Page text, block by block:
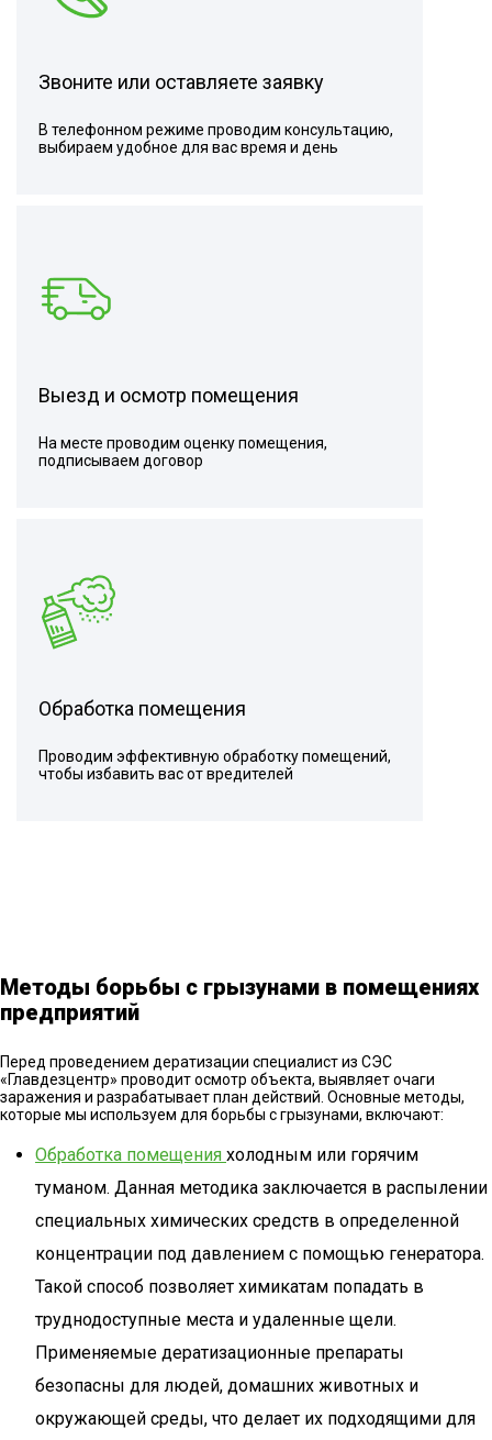
Звоните или оставляете заявку
В телефонном режиме проводим консультацию,
выбираем удобное для вас время и день
Выезд и осмотр помещения
На месте проводим оценку помещения,
подписываем договор
Обработка помещения
Проводим эффективную обработку помещений,
чтобы избавить вас от вредителей
Методы борьбы с грызунами в помещениях
предприятий
Перед проведением дератизации специалист из СЭС
«Главдезцентр» проводит осмотр объекта, выявляет очаги
заражения и разрабатывает план действий. Основные методы,
которые мы используем для борьбы с грызунами, включают:
Обработка помещения холодным или горячим
туманом. Данная методика заключается в распылении
специальных химических средств в определенной
концентрации под давлением с помощью генератора.
Такой способ позволяет химикатам попадать в
труднодоступные места и удаленные щели.
Применяемые дератизационные препараты
безопасны для людей, домашних животных и
окружающей среды, что делает их подходящими для